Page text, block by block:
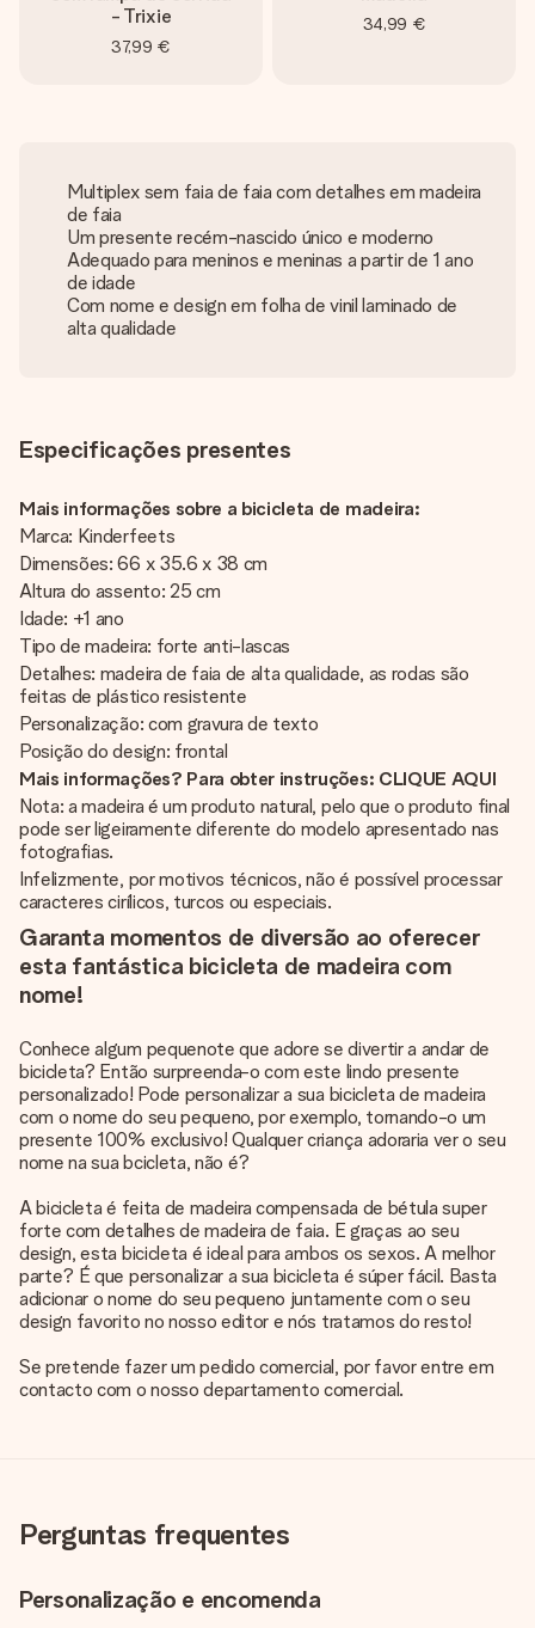
- Trixie
37,99 €
34,99 €
Multiplex sem faia de faia com detalhes em madeira
de faia
Um presente recém-nascido único e moderno
Adequado para meninos e meninas a partir de 1 ano
de idade
Com nome e design em folha de vinil laminado de
alta qualidade
Especificações presentes
Mais informações sobre a bicicleta de madeira:
Marca: Kinderfeets
Dimensões: 66 x 35.6 x 38 cm
Altura do assento: 25 cm
Idade: +1 ano
Tipo de madeira: forte anti-lascas
Detalhes: madeira de faia de alta qualidade, as rodas são
feitas de plástico resistente
Personalização: com gravura de texto
Posição do design: frontal
Mais informações? Para obter instruções: CLIQUE AQUI
Nota: a madeira é um produto natural, pelo que o produto final
pode ser ligeiramente diferente do modelo apresentado nas
fotografias.
Infelizmente, por motivos técnicos, não é possível processar
caracteres cirílicos, turcos ou especiais.
Garanta momentos de diversão ao oferecer
esta fantástica bicicleta de madeira com
nome!
Conhece algum pequenote que adore se divertir a andar de
bicicleta? Então surpreenda-o com este lindo presente
personalizado! Pode personalizar a sua bicicleta de madeira
com o nome do seu pequeno, por exemplo, tornando-o um
presente 100% exclusivo! Qualquer criança adoraria ver o seu
nome na sua bcicleta, não é?
A bicicleta é feita de madeira compensada de bétula super
forte com detalhes de madeira de faia. E graças ao seu
design, esta bicicleta é ideal para ambos os sexos. A melhor
parte? É que personalizar a sua bicicleta é súper fácil. Basta
adicionar o nome do seu pequeno juntamente com o seu
design favorito no nosso editor e nós tratamos do resto!
Se pretende fazer um pedido comercial, por favor entre em
contacto com o nosso departamento comercial.
Perguntas frequentes
Personalização e encomenda